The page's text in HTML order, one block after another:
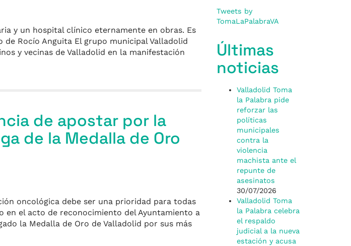
y un hospital clínico eternamente en obras. Es
Rocío Anguita El grupo municipal Valladolid
y vecinas de Valladolid en la manifestación
de apostar por la
de la Medalla de Oro
oncológica debe ser una prioridad para todas
en el acto de reconocimiento del Ayuntamiento a
la Medalla de Oro de Valladolid por sus más
Tweets by
TomaLaPalabraVA
Últimas
noticias
Valladolid Toma
la Palabra pide
reforzar las
políticas
municipales
contra la
violencia
machista ante el
repunte de
asesinatos
30/07/2026
Valladolid Toma
la Palabra celebra
el respaldo
judicial a la nueva
estación y acusa